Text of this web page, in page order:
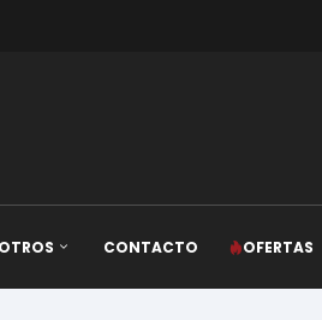
CONTACTO OFERTAS